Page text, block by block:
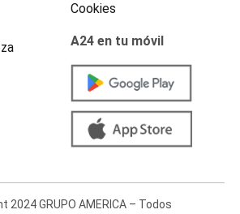
Cookies
A24 en tu móvil
2024 GRUPO AMERICA – Todos